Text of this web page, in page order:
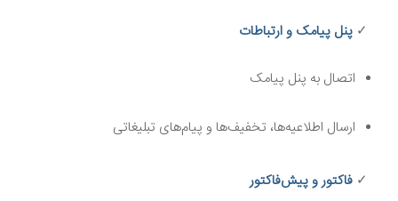
✓ پنل پیامک و ارتباطات
اتصال به پنل پیامک
ارسال اطلاعیه‌ها، تخفیف‌ها و پیام‌های تبلیغاتی
✓ فاکتور و پیش‌فاکتور